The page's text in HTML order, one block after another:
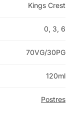
Kings Crest
0, 3, 6
70VG/30PG
120ml
Postres